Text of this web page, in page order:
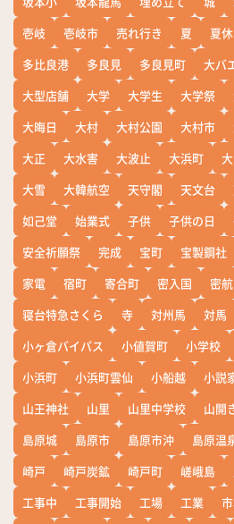
壱岐
壱岐市 売れ行き 夏 夏
多比良港
多良見 多良見町 大バ
大型店舗
大学 大学生 大学祭
大晦日
大村 大村公園 大村市
大正
大水害 大波止 大浜町
大雪
大韓航空 天守閣 天文台
如己堂
始業式 子供 子供の日
安全祈願祭
完成 宝町 宝製鋼社
家電
宿町 寄合町 密入国 密航
寝台特急さくら
寺 対州馬 対馬
小ヶ倉バイパス
小値賀町 小学校
小浜町
小浜町雲仙 小船越 小説
山王神社
山里 山里中学校 山開
島原城
島原市 島原市沖 島原温
崎戸
崎戸炭鉱 崎戸町 嵯峨島
工事中
工事開始 工場 工業